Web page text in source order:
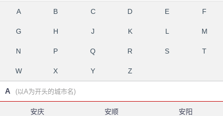
A B C D E F
G H J K L M
N P Q R S T
W X Y Z
A (以A为开头的城市名)
安庆 安顺 安阳